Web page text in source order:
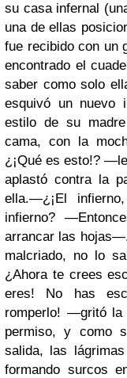
su casa infernal
una de ellas
fue recibido con un
encontrado el
saber como solo
esquivó un nuevo
estilo de su
cama, con la
¿¡Qué es esto!?
aplastó contra la
ella.—¿¡El
infierno?
arrancar las
malcriado, no lo
¿Ahora te crees
eres! No has
romperlo! —gritó la
permiso, y como
salida, las
formando surcos